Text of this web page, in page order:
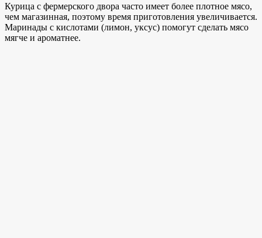
Курица с фермерского двора часто имеет более плотное мясо,
чем магазинная, поэтому время приготовления увеличивается.
Маринады с кислотами (лимон, уксус) помогут сделать мясо
мягче и ароматнее.